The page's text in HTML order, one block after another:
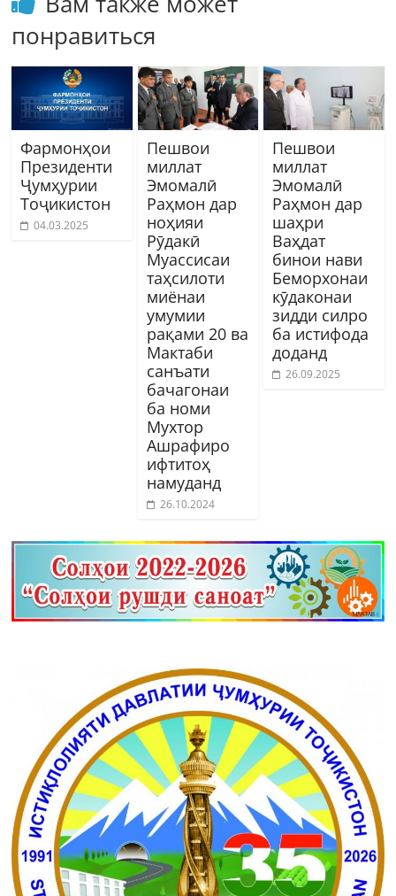
понравиться
Фармонҳои
Президенти
Ҷумҳурии
Тоҷикистон
04.03.2025
Пешвои
миллат
Эмомалӣ
Раҳмон дар
ноҳияи
Рӯдакӣ
Муассисаи
таҳсилоти
миёнаи
умумии
рақами 20 ва
Мактаби
санъати
бачагонаи
ба номи
Мухтор
Ашрафиро
ифтитоҳ
намуданд
26.10.2024
Пешвои
миллат
Эмомалӣ
Раҳмон дар
шаҳри
Ваҳдат
бинои нави
Беморхонаи
кӯдаконаи
зидди силро
ба истифода
доданд
26.09.2025